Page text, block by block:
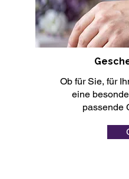
Ob für Sie, für
eine
passende